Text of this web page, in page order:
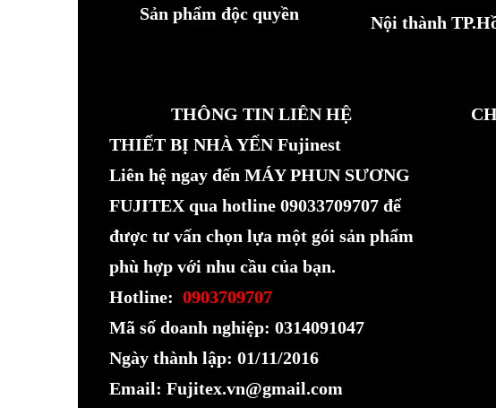
Sản phẩm độc quyền
Nội thành
THÔNG TIN LIÊN HỆ
THIẾT BỊ NHÀ YẾN Fujinest
Liên hệ ngay đến MÁY PHUN SƯƠNG
FUJITEX qua hotline 09033709707 để
được tư vấn chọn lựa một gói sản phẩm
phù hợp với nhu cầu của bạn.
Hotline: 0903709707
Mã số doanh nghiệp: 0314091047
Ngày thành lập: 01/11/2016
Email: Fujitex.vn@gmail.com